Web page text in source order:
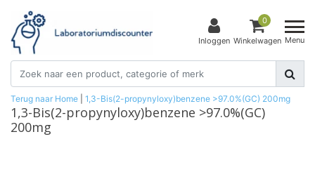
Inloggen
0
Winkelwagen Menu
Terug naar Home 1,3-Bis(2-propynyloxy)benzene >97.0%(GC) 200mg
1,3-Bis(2-propynyloxy)benzene >97.0%(GC)
200mg